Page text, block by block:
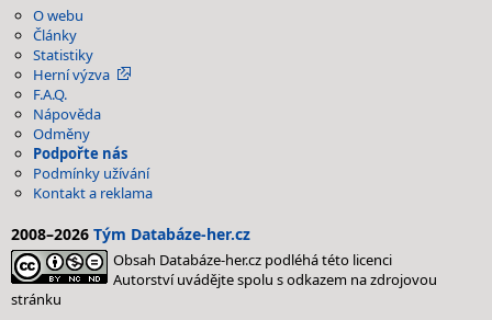
O webu
Články
Statistiky
Herní výzva
F.A.Q.
Nápověda
Odměny
Podpořte nás
Podmínky užívání
Kontakt a reklama
2008–2026 Tým Databáze-her.cz
Obsah Databáze-her.cz podléhá této licenci
Autorství uvádějte spolu s odkazem na zdrojovou
stránku